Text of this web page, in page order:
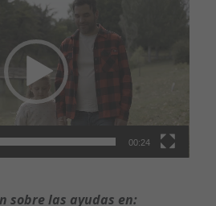
00:24
sobre las ayudas en: